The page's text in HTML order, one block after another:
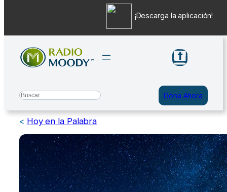
contenido
Search Dona Ahora
< Hoy en la Palabra
¡Descarga la aplicación!